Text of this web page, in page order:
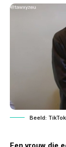
Beeld: